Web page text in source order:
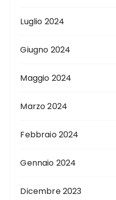
Luglio 2024
Giugno 2024
Maggio 2024
Marzo 2024
Febbraio 2024
Gennaio 2024
Dicembre 2023